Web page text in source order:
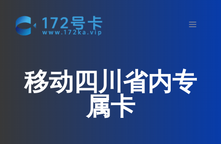
菜
移动四川省内专
属卡